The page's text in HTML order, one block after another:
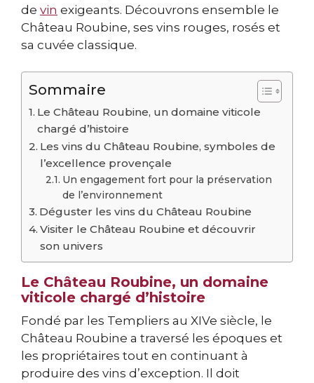
de vin exigeants. Découvrons ensemble le
Château Roubine, ses vins rouges, rosés et
sa cuvée classique.
Sommaire
Le Château Roubine, un domaine viticole
chargé d’histoire
Les vins du Château Roubine, symboles de
l’excellence provençale
Un engagement fort pour la préservation
de l’environnement
Déguster les vins du Château Roubine
Visiter le Château Roubine et découvrir
son univers
Le Château Roubine, un domaine
viticole chargé d’histoire
Fondé par les Templiers au XIVe siècle, le
Château Roubine a traversé les époques et
les propriétaires tout en continuant à
produire des vins d’exception. Il doit